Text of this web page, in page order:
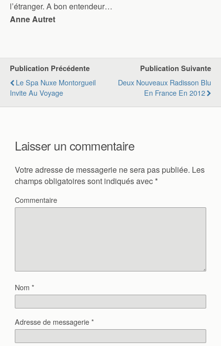
l’étranger. A bon entendeur…
Anne Autret
Publication Précédente
Le Spa Nuxe Montorgueil
Invite Au Voyage
Publication Suivante
Deux Nouveaux Radisson Blu
En France En 2012
Laisser un commentaire
Votre adresse de messagerie ne sera pas publiée. Les
champs obligatoires sont indiqués avec *
Commentaire
Nom *
Adresse de messagerie*